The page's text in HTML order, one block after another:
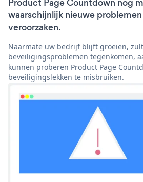
waarschijnlijk nieuwe
veroorzaken.
Naarmate uw bedrijf blijft groeien,
beveiligingsproblemen tegenkomen,
kunnen proberen Product Page
beveiligingslekken te misbruiken.